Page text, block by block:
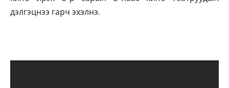
дэлгэцнээ гарч эхэлнэ.